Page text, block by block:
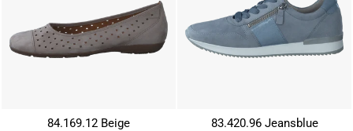
84.169.12 Beige 83.420.96 Jeansblue